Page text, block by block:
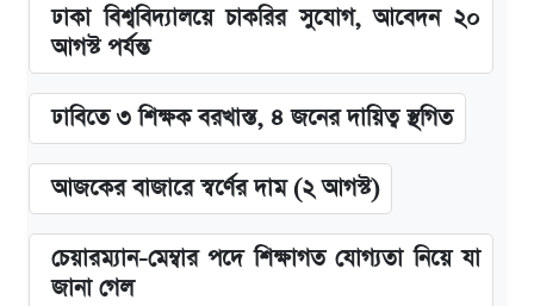
ঢাকা বিশ্ববিদ্যালয়ে চাকরির সুযোগ, আবেদন ২০
আগস্ট পর্যন্ত
ঢাবিতে ৩ শিক্ষক বরখাস্ত, ৪ জনের দায়িত্ব স্থগিত
আজকের বাজারে স্বর্ণের দাম (২ আগস্ট)
চেয়ারম্যান-মেম্বার পদে শিক্ষাগত যোগ্যতা নিয়ে যা
জানা গেল